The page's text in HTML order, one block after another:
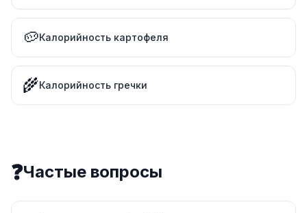
🥔Калорийность картофеля
🌾Калорийность гречки
❓Частые вопросы